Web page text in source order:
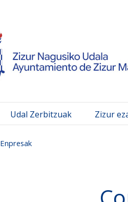
Udal Zerbitzuak Zizur
Enpresak